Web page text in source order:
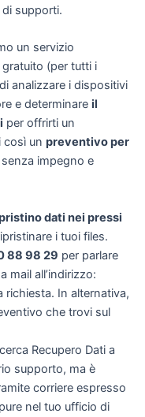
supporti.
un servizio
(per tutti i
analizzare i dispositivi
e determinare il
per offrirti un
così un preventivo per
senza impegno e
dati nei pressi
i tuoi files.
88 98 29 per parlare
mail all’indirizzo:
richiesta. In alternativa,
che trovi sul
Recupero Dati a
supporto, ma è
corriere espresso
nel tuo ufficio di